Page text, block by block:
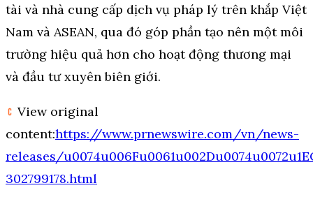
tài và nhà cung cấp dịch vụ pháp lý trên khắp Việt
Nam và ASEAN, qua đó góp phần tạo nên một môi
trường hiệu quả hơn cho hoạt động thương mại
và đầu tư xuyên biên giới.
View original
content:https://www.prnewswire.com/vn/news-
releases/
302799178.html